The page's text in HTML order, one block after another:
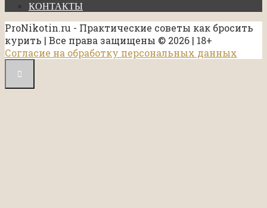
КОНТАКТЫ
ProNikotin.ru - Практические советы как бросить
курить | Все права защищены © 2026 | 18+
Согласие на обработку персональных данных